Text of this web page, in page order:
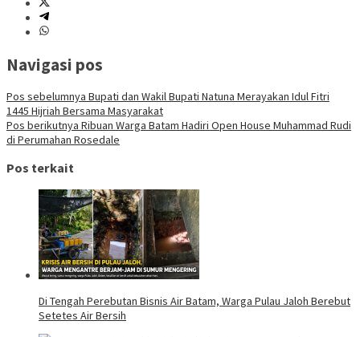
Navigasi pos
Pos sebelumnya Bupati dan Wakil Bupati Natuna Merayakan Idul Fitri
1445 Hijriah Bersama Masyarakat
Pos berikutnya Ribuan Warga Batam Hadiri Open House Muhammad Rudi
di Perumahan Rosedale
Pos terkait
Di Tengah Perebutan Bisnis Air Batam, Warga Pulau Jaloh Berebut
Setetes Air Bersih